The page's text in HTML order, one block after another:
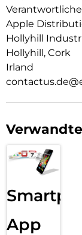
Apple
Hollyhill
Hollyhill, Cork
Irland
App